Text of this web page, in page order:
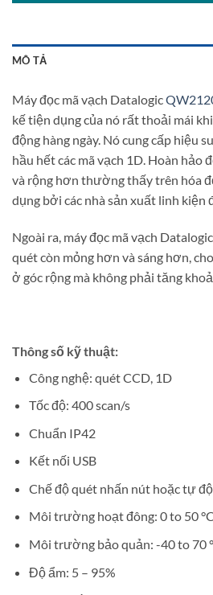
MÔ TẢ
Máy đọc mã vạch Datalogic
kế tiện dụng của nó rất thoải mái
động hàng ngày. Nó cung cấp hiệu
hầu hết các mã vạch 1D. Hoàn hảo
và rộng hơn thường thấy trên hóa
dụng bởi các nhà sản xuất linh kiện
Ngoài ra, máy đọc mã vạch
quét còn mỏng hơn và sáng hơn,
ở góc rộng mà không phải tăng
Thông số kỹ thuật:
Công nghệ: quét CCD, 1D
Tốc độ: 400 scan/s
Chuẩn IP42
Kết nối USB
Chế độ quét nhấn nút hoặc tự
Môi trường hoạt đông: 0 to 50 °C
Môi trường bảo quản: -40 to 70
Độ ẩm: 5 – 95%